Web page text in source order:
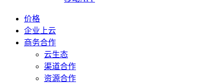
价格
企业上云
商务合作
云生态
渠道合作
资源合作